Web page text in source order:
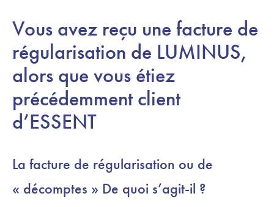
Vous avez reçu une facture de
régularisation de LUMINUS,
alors que vous étiez
précédemment client
d’ESSENT
La facture de régularisation ou de
« décomptes » De quoi s’agit-il ?